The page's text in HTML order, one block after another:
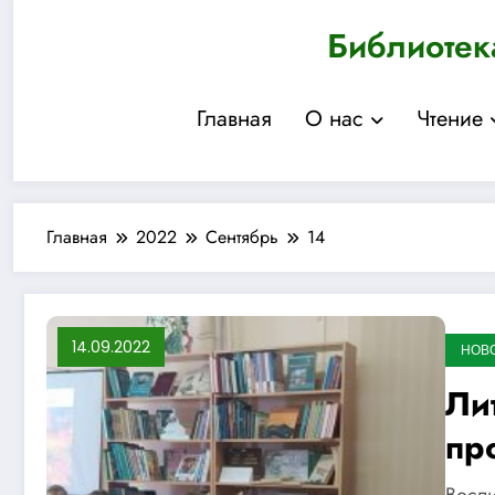
Главная О нас Чтение
Главная 2022 Сентябрь 14
14.09.2022